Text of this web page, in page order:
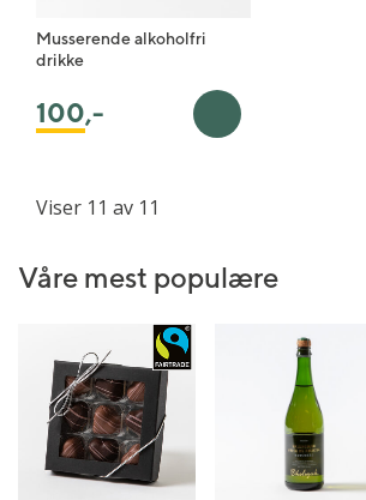
Musserende alkoholfri
drikke
100,- Legg i handlekurv
Viser 11 av 11
Våre mest populære